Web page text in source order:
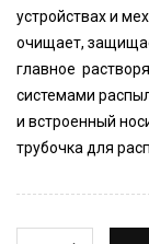
устройствах и
очищает,
главное
системами
и встроенный
трубочка для